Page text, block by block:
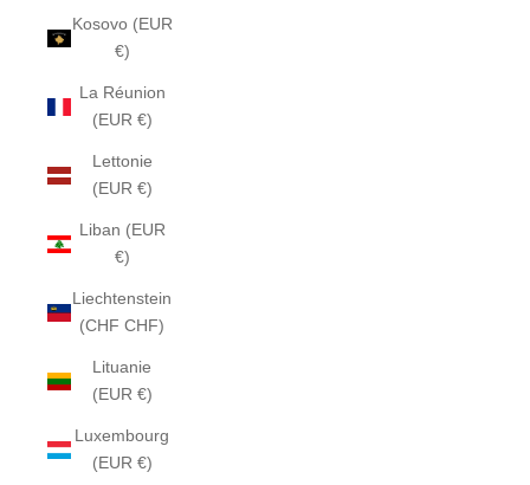
Kosovo (EUR
€)
La Réunion
(EUR €)
Lettonie
(EUR €)
Liban (EUR
€)
Liechtenstein
(CHF CHF)
Lituanie
(EUR €)
Luxembourg
(EUR €)